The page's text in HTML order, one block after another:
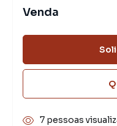
Venda
7 pessoas